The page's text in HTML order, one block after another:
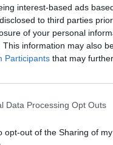
interest-based ads
to third parties
of your personal
This information may also
Participants that may
Data Processing Opt Outs
opt-out of the Sharing of
αυτό θα ήταν
δεν θα σπεύσουν
αναλογικής
πολιτικό
της απόλυτης
κυβέρνηση
που αυτό